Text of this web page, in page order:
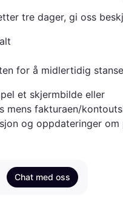
tre dager, gi oss
for å midlertidig
et skjermbilde eller
mens fakturaen/
og oppdateringer om
Chat med oss